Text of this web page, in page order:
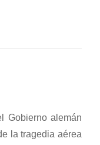
Gobierno alemán
la tragedia aérea